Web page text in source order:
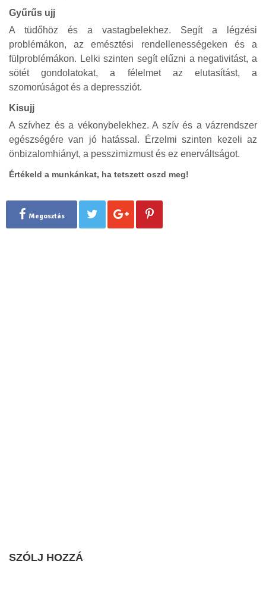
Gyűrűs ujj
A tüdőhöz és a vastagbelekhez. Segít a légzési
problémákon, az emésztési rendellenességeken és a
fülproblémákon. Lelki szinten segít elűzni a negativitást, a
sötét gondolatokat, a félelmet az elutasítást, a
szomorúságot és a depressziót.
Kisujj
A szívhez és a vékonybelekhez. A szív és a vázrendszer
egészségére van jó hatással. Érzelmi szinten kezeli az
önbizalomhiányt, a pesszimizmust és ez enerváltságot.
Értékeld a munkánkat, ha tetszett oszd meg!
Megosztás
SZÓLJ HOZZÁ